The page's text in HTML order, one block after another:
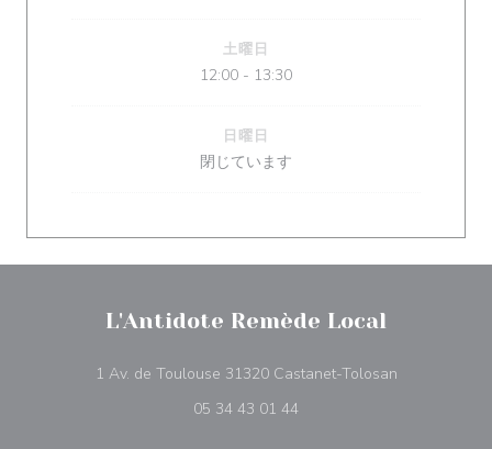
土曜日
12:00 - 13:30
日曜日
閉じています
L'Antidote Remède Local
1 Av. de Toulouse 31320 Castanet-Tolosan((新しいウィ
05 34 43 01 44